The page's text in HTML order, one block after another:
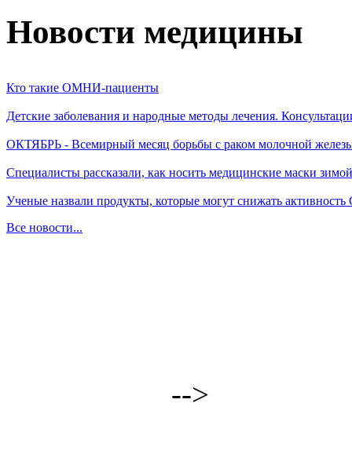
Новости медицины
Кто такие ОМНИ-пациенты
Детские заболевания и народные методы лечения.
ОКТЯБРЬ - Всемирный месяц борьбы с раком молочной
Специалисты рассказали, как носить медицинские маски зимой
Ученые назвали продукты, которые могут снижать
Все новости...
-->